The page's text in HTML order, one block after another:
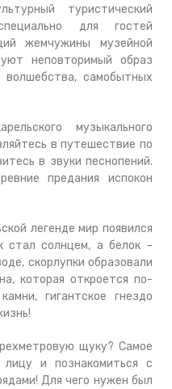
туристический
для гостей
жемчужины музейной
неповторимый образ
самобытных
музыкального
в путешествие по
в звуки песнопений.
предания испокон
легенде мир появился
стал солнцем, а белок –
скорлупки образовали
которая откроется по-
гигантское гнездо
щуку? Самое
и познакомиться с
Для чего нужен был